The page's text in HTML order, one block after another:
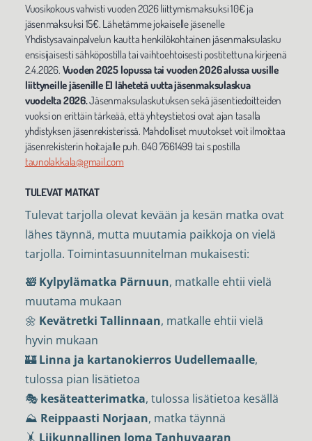
Vuosikokous vahvisti vuoden 2026 liittymismaksuksi 10€ ja
jäsenmaksuksi 15€. Lähetämme jokaiselle jäsenelle
Yhdistysavainpalvelun kautta henkilökohtainen jäsenmaksulasku
ensisijaisesti sähköpostilla tai vaihtoehtoisesti postitettuna kirjeenä
2.4.2026. Vuoden 2025 lopussa tai vuoden 2026 alussa uusille
liittyneille jäsenille EI lähetetä uutta jäsenmaksulaskua
vuodelta 2026.Jäsenmaksulaskutuksen sekä jäsentiedoitteiden
vuoksi on erittäin tärkeää, että yhteystietosi ovat ajan tasalla
yhdistyksen jäsenrekisterissä. Mahdolliset muutokset voit ilmoittaa
jäsenrekisterin hoitajalle puh. 040 7661499 tai s.postilla
taunolakkala@gmail.com
TULEVAT MATKAT
Tulevat tarjolla olevat kevään ja kesän matka ovat
lähes täynnä, mutta muutamia paikkoja on vielä
tarjolla. Toimintasuunnitelman mukaisesti:
🛀 Kylpylämatka Pärnuun, matkalle ehtii vielä
muutama mukaan
🌼 Kevätretki Tallinnaan, matkalle ehtii vielä
hyvin mukaan
🏰Linna ja kartanokierros Uudellemaalle,
tulossa pian lisätietoa
🎭 kesäteatterimatka, tulossa lisätietoa kesällä
⛰️ Reippaasti Norjaan, matka täynnä
🤸 Liikunnallinen loma Tanhuvaaran